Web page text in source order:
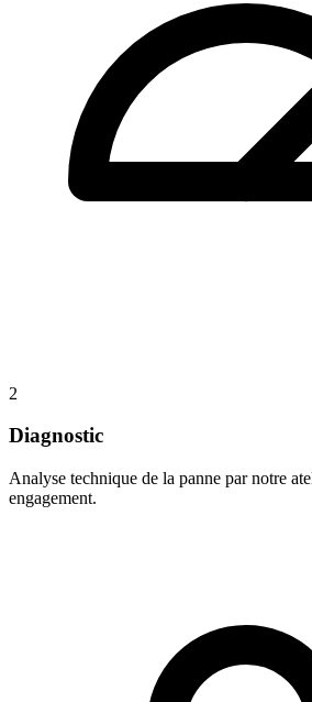
2
Diagnostic
Analyse technique de la panne par notre
engagement.